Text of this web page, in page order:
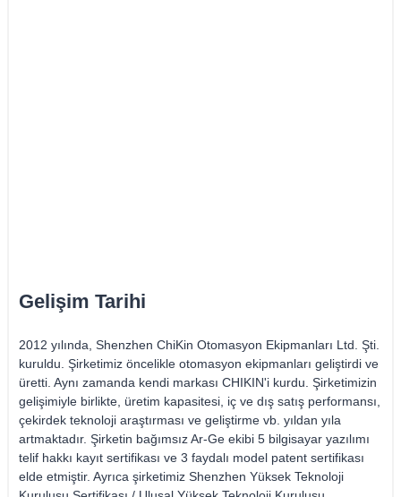
Gelişim Tarihi
2012 yılında, Shenzhen ChiKin Otomasyon Ekipmanları Ltd. Şti.
kuruldu. Şirketimiz öncelikle otomasyon ekipmanları geliştirdi ve
üretti. Aynı zamanda kendi markası CHIKIN'i kurdu. Şirketimizin
gelişimiyle birlikte, üretim kapasitesi, iç ve dış satış performansı,
çekirdek teknoloji araştırması ve geliştirme vb. yıldan yıla
artmaktadır. Şirketin bağımsız Ar-Ge ekibi 5 bilgisayar yazılımı
telif hakkı kayıt sertifikası ve 3 faydalı model patent sertifikası
elde etmiştir. Ayrıca şirketimiz Shenzhen Yüksek Teknoloji